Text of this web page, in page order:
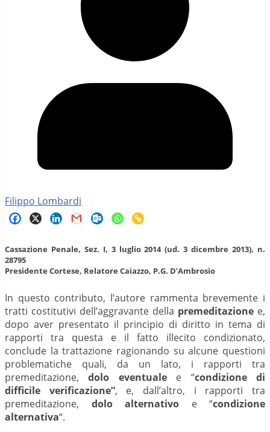
Filippo Lombardi
Cassazione Penale, Sez. I, 3 luglio 2014 (ud. 3 dicembre 2013), n.
28795
Presidente Cortese, Relatore Caiazzo, P.G. D’Ambrosio
In questo contributo, l’autore rammenta brevemente i
tratti costitutivi dell’aggravante della premeditazione e,
dopo aver presentato il principio di diritto in tema di
rapporti tra questa e il fatto illecito condizionato,
conclude la trattazione ragionando su alcune questioni
problematiche quali, da un lato, i rapporti tra
premeditazione,dolo eventualee “condizione di
difficile verificazione”, e, dall’altro, i rapporti tra
premeditazione, dolo alternativo e “condizione
alternativa“.